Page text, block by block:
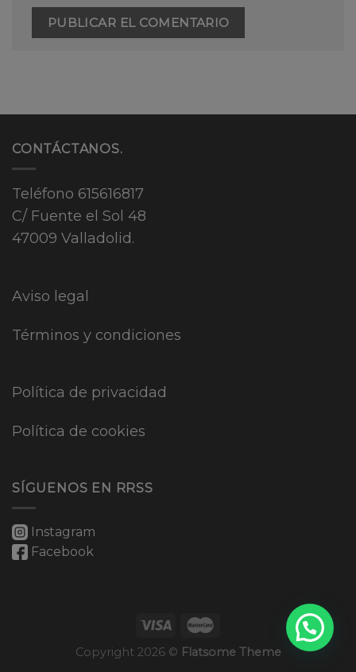
CONTÁCTANOS.
Teléfono 615616817
C/ Fuente el Sol 48
47009 Valladolid.
Aviso legal
Términos y condiciones
Política de privacidad
Política de cookies
SÍGUENOS EN RRSS
Instagram
Facebook
Copyright 2026 © Flatsome Theme